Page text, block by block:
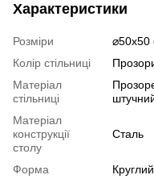
Характеристики
Розміри
⌀50x50
Колір стільниці
Матеріал
стільниці
Матеріал
конструкції
столу
Сталь
Форма
Круглий